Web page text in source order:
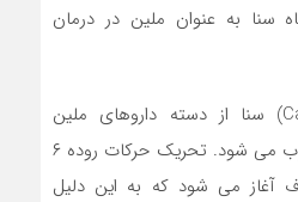
سنا به عنوان ملین در درمان
گیاه سنا (Cassia Senna) سنا از دسته داروهای ملین
تحریک کننده روده محسوب می شود. تحریک حرکات روده ۶
آغاز می شود که به این دلیل